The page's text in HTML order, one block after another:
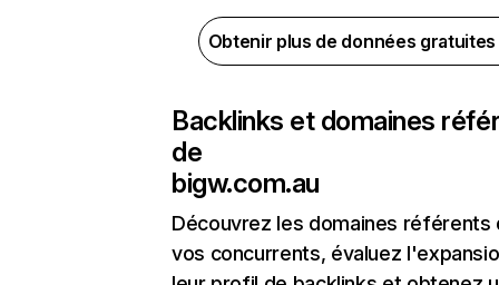
Obtenir plus de données
Backlinks et domaines
de
bigw.com.au
Découvrez les domaines référents
vos concurrents, évaluez